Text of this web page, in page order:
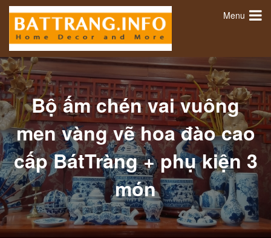
Menu
Bộ ấm chén vai vuông
men vàng vẽ hoa đào cao
cấp BátTràng + phụ kiện 3
món